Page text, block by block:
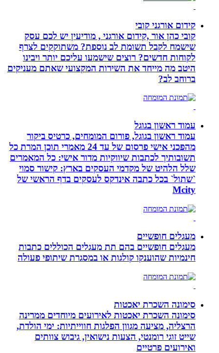
קידום אורגני קובי
קובי כהן אור ,קידום אורגני , מודיעין יש לכם עסק
שישמח לקבל תשומת לב נוספת? משתוקקים לצרף
לקוחות חדשים? רוצים שישמעו עליכם יותר ויבינו
היטב מה מייחד את השירות המקצועי שאתם מעניקים
ברוחב לב?
עמוד ראשון בגוגל
עמוד ראשון בגוגל, פורום המומחים, כרטיס ביקור
מהפכני אישי פרסום של עד 24 מאמרי תוכן המרת כל
תשובותיך לכתבות שיווקיות מדור אישי: כל המאמרים
שלל הלהיט של מקדמי העסקים בארץ: קישור סמוי
`שתול` בכל כתבה אינדקס לעסקים בדף הראשי של
Mcity
מעגלים חופשיים
מעגלים חופשיים בהם תת מעגלים הכוללים כתבות
חינמיות שהוענקו קולגות או במסגרת שיתופי פעולה
סימונה השכרת יאכטות
סימונה השכרת יאכטות לאירועים מיוחדים ממרינה
הרצליה, מציעה מגוון הפלגות חווייתיות: ימי הולדת,
שייט זוגי רומנטי, הצעות נישואין, גיבוש צוותים
ואירועים פרטיים